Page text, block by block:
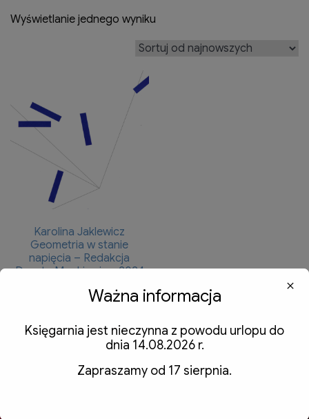
Wyświetlanie jednego wyniku
Karolina Jaklewicz
Geometria w stanie
napięcia – Redakcja
Dorota Monkiewicz, 2024
z VAT
Dodaj do koszyka
Ważna informacja
Księgarnia jest nieczynna z powodu urlopu do
dnia 14.08.2026 r.
Zapraszamy od 17 sierpnia.